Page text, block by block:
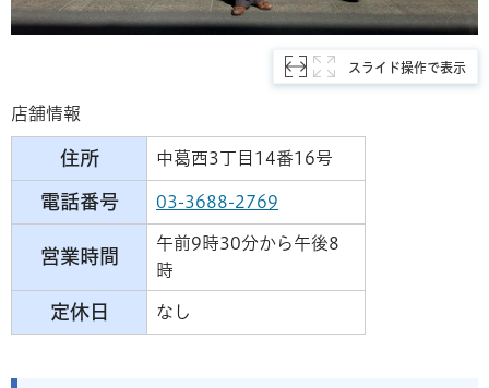
スライド操作で表示
店舗情報
住所 中葛西3丁目14番16号
電話番号 03-3688-2769
営業時間
午前9時30分から午後8
時
定休日 なし